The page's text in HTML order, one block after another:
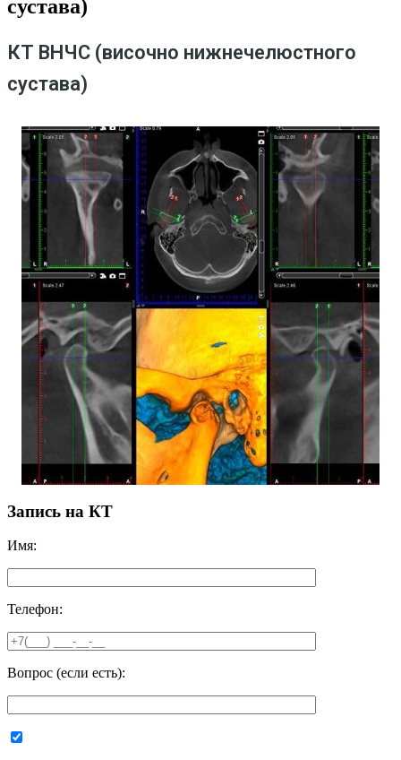
сустава)
КТ ВНЧС (височно нижнечелюстного
сустава)
Запись на КТ
Имя:
Телефон:
Вопрос (если есть):